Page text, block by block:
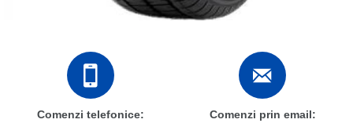
Comenzi telefonice: Comenzi prin email: